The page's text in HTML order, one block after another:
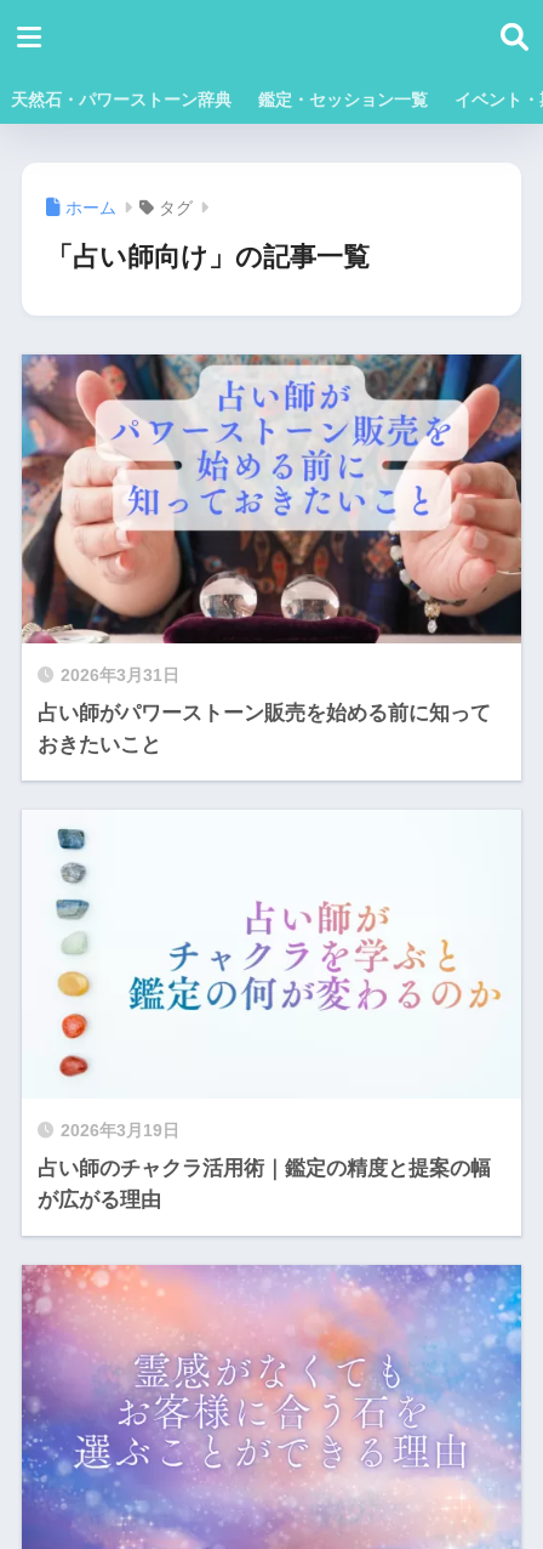
天然石・パワーストーン辞典 鑑定・セッション一覧 イベント
ホーム タグ
「占い師向け」の記事一覧
2026年3月31日
占い師がパワーストーン販売を始める前に知って
おきたいこと
2026年3月19日
占い師のチャクラ活用術｜鑑定の精度と提案の幅
が広がる理由